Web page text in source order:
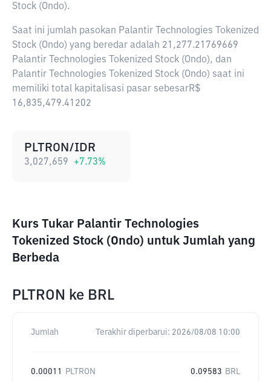
Stock (Ondo).
Saat ini jumlah pasokan Palantir Technologies Tokenized
Stock (Ondo) yang beredar adalah 21,277.21769669
Palantir Technologies Tokenized Stock (Ondo), dan
Palantir Technologies Tokenized Stock (Ondo) saat ini
memiliki total kapitalisasi pasar sebesarR$
16,835,479.41202
PLTRON/IDR
3,027,659 +7.73%
Kurs Tukar Palantir Technologies
Tokenized Stock (Ondo) untuk Jumlah yang
Berbeda
PLTRON ke BRL
Jumlah Terakhir diperbarui: 2026/08/08 10:00
0.00011 PLTRON 0.09583 BRL